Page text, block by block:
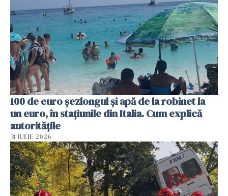
100 de euro șezlongul și apă de la robinet la
un euro, în stațiunile din Italia. Cum explică
autoritățile
31 IULIE 2026